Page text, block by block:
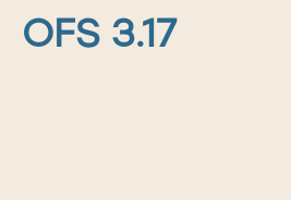
OFS 3.17